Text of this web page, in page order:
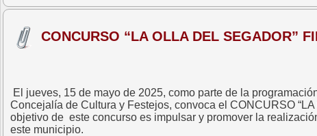
CONCURSO “LA OLLA DEL SEGADOR”
El jueves, 15 de mayo de 2025, como parte de la
Concejalía de Cultura y Festejos, convoca el CONCURSO
objetivo de este concurso es impulsar y promover la
este municipio.